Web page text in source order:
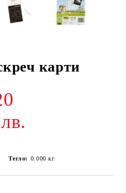
карти
Тегло: 0.000 кг